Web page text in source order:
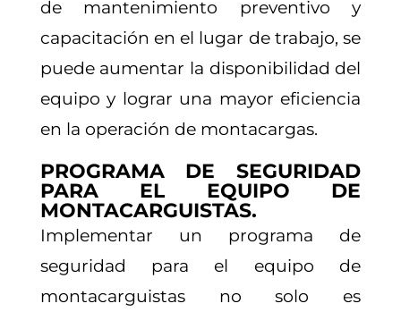
de mantenimiento preventivo y
capacitación en el lugar de trabajo, se
puede aumentar la disponibilidad del
equipo y lograr una mayor eficiencia
en la operación de montacargas.
PROGRAMA DE SEGURIDAD
PARA EL EQUIPO DE
MONTACARGUISTAS.
Implementar un programa de
seguridad para el equipo de
montacarguistas no solo es